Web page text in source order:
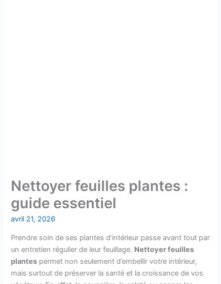
Nettoyer feuilles plantes :
guide essentiel
avril 21, 2026
Prendre soin de ses plantes d’intérieur passe avant tout par
un entretien régulier de leur feuillage. Nettoyer feuilles
plantes permet non seulement d’embellir votre intérieur,
mais surtout de préserver la santé et la croissance de vos